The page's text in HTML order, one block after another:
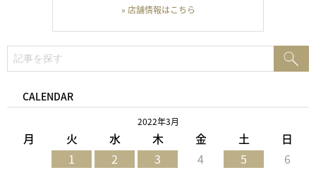
» 店舗情報はこちら
索:
CALENDAR
2022年3月
月 火 水 木 金 土 日
1 2 3 4 5
6